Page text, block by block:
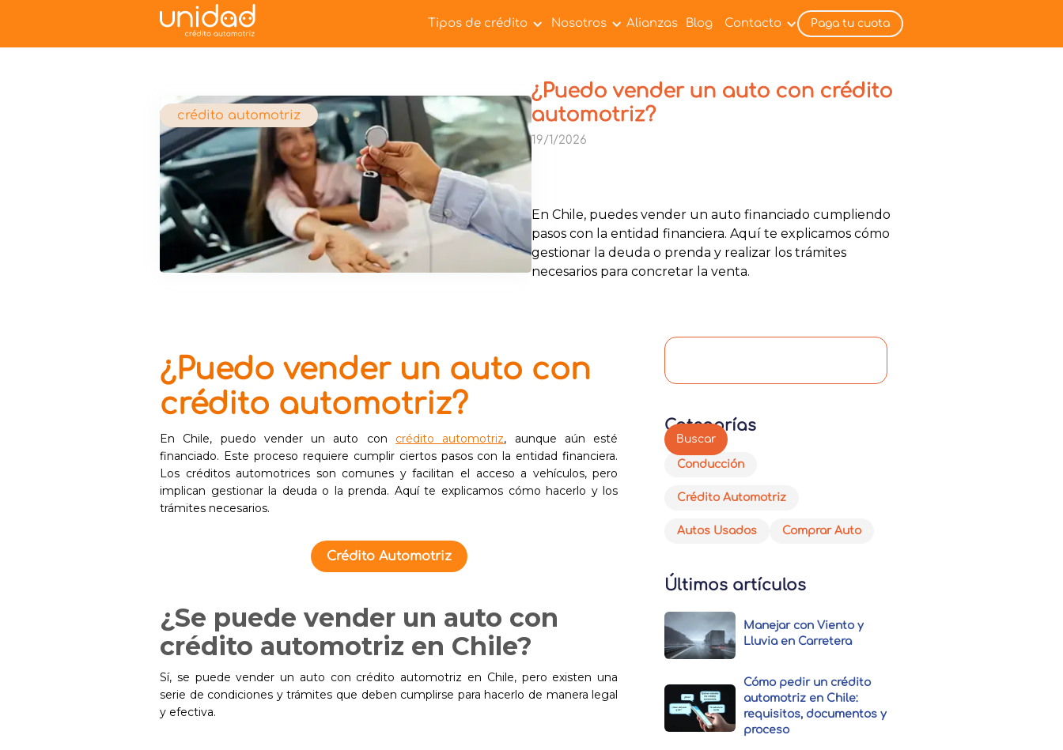
Tipos de crédito Nosotros Alianzas Blog Contacto Paga tu cuota
crédito automotriz
¿Puedo vender un auto con crédito
automotriz?
19/1/2026
En Chile, puedes vender un auto financiado cumpliendo
pasos con la entidad financiera. Aquí te explicamos cómo
gestionar la deuda o prenda y realizar los trámites
necesarios para concretar la venta.
¿Puedo vender un auto con
crédito automotriz?
En Chile, puedo vender un auto con crédito automotriz, aunque aún esté
financiado. Este proceso requiere cumplir ciertos pasos con la entidad financiera.
Los créditos automotrices son comunes y facilitan el acceso a vehículos, pero
implican gestionar la deuda o la prenda. Aquí te explicamos cómo hacerlo y los
trámites necesarios.
Crédito Automotriz
¿Se puede vender un auto con
crédito automotriz en Chile?
Sí, se puede vender un auto con crédito automotriz​ en Chile, pero existen una
serie de condiciones y trámites que deben cumplirse para hacerlo de manera legal
y efectiva.
Categorías
Conducción
Crédito Automotriz
Autos Usados Comprar Auto
Últimos artículos
Manejar con Viento y
Lluvia en Carretera
Cómo pedir un crédito
automotriz en Chile:
requisitos, documentos y
proceso